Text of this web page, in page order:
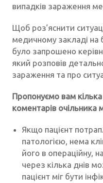
випадків зараження
Щоб роз’яснити
медичному закладі на
було запрошено
який розповів
зараження та про
Пропонуємо вам
коментарів очільника
Якщо пацієнт
патологією, нема
його в операційну,
через кілька днів
пацієнт міг бути